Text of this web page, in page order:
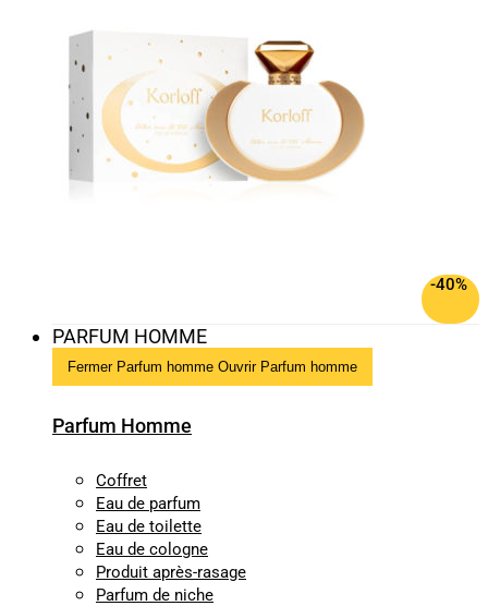
-40%
PARFUM HOMME
Fermer Parfum homme Ouvrir Parfum homme
Parfum Homme
Coffret
Eau de parfum
Eau de toilette
Eau de cologne
Produit après-rasage
Parfum de niche